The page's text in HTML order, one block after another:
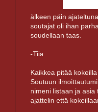
älkeen päin
soutajat oli ihan
soudellaan taas.
-Tiia
Kaikkea pitää
Soutuun
nimeni listaan ja
ajattelin että